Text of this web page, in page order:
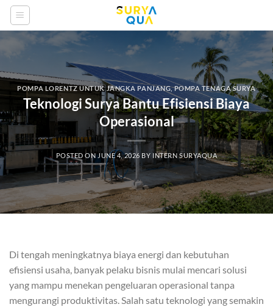
Skip
content
POMPA LORENTZ UNTUK JANGKA PANJANG,POMPA TENAGA SURYA
Teknologi Surya Bantu Efisiensi Biaya
Operasional
POSTED ONJUNE 4, 2026 BY INTERN SURYAQUA
Di tengah meningkatnya biaya energi dan kebutuhan
efisiensi usaha, banyak pelaku bisnis mulai mencari solusi
yang mampu menekan pengeluaran operasional tanpa
mengurangi produktivitas. Salah satu teknologi yang semakin